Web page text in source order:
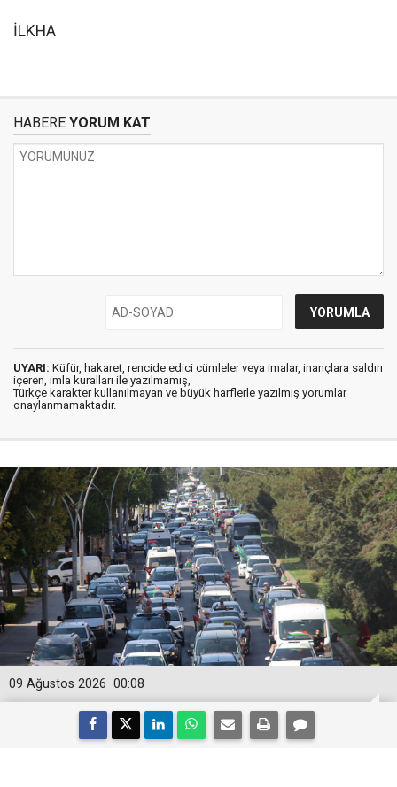
İLKHA
HABERE YORUM KAT
UYARI: Küfür, hakaret, rencide edici cümleler veya imalar, inançlara saldırı
içeren, imla kuralları ile yazılmamış,
Türkçe karakter kullanılmayan ve büyük harflerle yazılmış yorumlar
onaylanmamaktadır.
00:08
09 Ağustos 2026